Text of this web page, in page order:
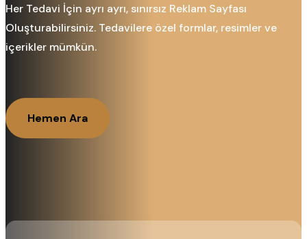
Her Tedavi İçin ayrı ayrı, sınırsız Reklam Sayfası
Oluşturabilirsiniz. Tedavilere özel formlar, resimler ve
içerikler mümkün.
Hemen Ara